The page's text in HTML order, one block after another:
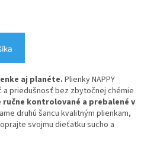
aj planéte. Plienky NAPPY
a priedušnosť bez zbytočnej chémie
ručne kontrolované a prebalené v
druhú šancu kvalitným plienkam,
svojmu dieťatku sucho a